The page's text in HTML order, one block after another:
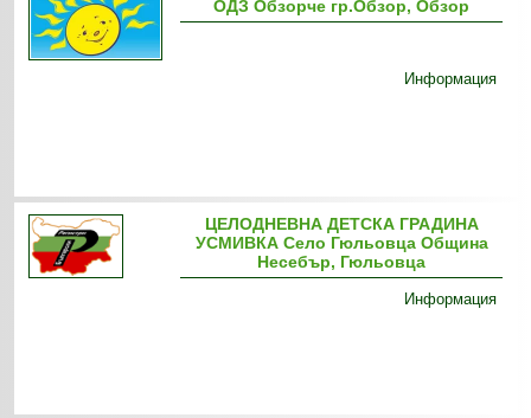
ОДЗ Обзорче гр.Обзор, Обзор
Информация
ЦЕЛОДНЕВНА ДЕТСКА ГРАДИНА
УСМИВКА Село Гюльовца Община
Несебър, Гюльовца
Информация